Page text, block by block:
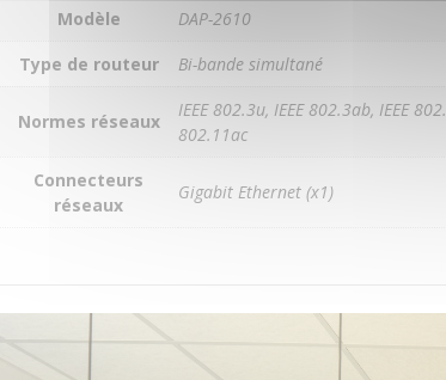
Modèle
DAP-2610
Type de routeur
Bi-bande simultané
Normes réseaux
IEEE 802.3u, IEEE 802.3ab, IEEE
802.11ac
Connecteurs
réseaux
Gigabit Ethernet (x1)